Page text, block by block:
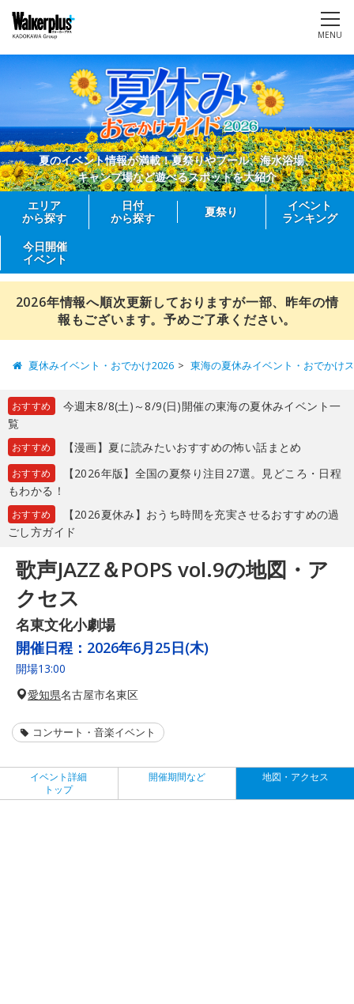
MENU
夏のイベント情報が満載！夏祭りやプール、海水浴場、
キャンプ場など遊べるスポットを大紹介
エリア
から探す
日付
から探す
夏祭り
イベント
ランキング
今日開催
イベント
2026年情報へ順次更新しておりますが一部、昨年の情
報もございます。予めご了承ください。
夏休みイベント・おでかけ2026 東海の夏休みイベント・おでかけ
おすすめ
今週末8/8(土)～8/9(日)開催の東海の夏休みイベント一
覧
おすすめ 【漫画】夏に読みたいおすすめの怖い話まとめ
おすすめ
【2026年版】全国の夏祭り注目27選。見どころ・日程
もわかる！
おすすめ
【2026夏休み】おうち時間を充実させるおすすめの過
ごし方ガイド
歌声JAZZ＆POPS vol.9の地図・ア
クセス
名東文化小劇場
開催日程： 2026年6月25日(木)
開場13:00
愛知県名古屋市名東区
コンサート・音楽イベント
イベント詳細
トップ
開催期間など 地図・アクセス